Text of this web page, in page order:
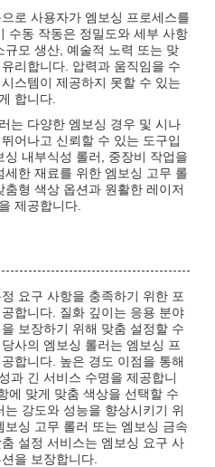
로 사용자가 엠보싱 프로세스를
수동 작동은 정밀도와 세부 사항
모 생산, 예술적 노력 또는 맞
리합니다. 압력과 움직임을 수
스템이 제공하지 못할 수 있는
합니다.
는 다양한 엠보싱 경우 및 시나
어나고 신뢰할 수 있는 도구입
내부식성 롤러, 중장비 작업을
한 재료를 위한 엠보싱 고무 롤
형 색상 옵션과 원활한 레이저
제공합니다.
요구 사항을 충족하기 위한 포
합니다. 질화 깊이는 응용 분야
보장하기 위해 맞춤 설정할 수
사의 엠보싱 롤러는 엠보싱 프
합니다. 높은 경도 이점을 통해
과 긴 서비스 수명을 제공합니
에 맞게 맞춤 색상을 선택할 수
강도와 성능을 향상시키기 위
싱 고무 롤러 또는 엠보싱 금속
설정 서비스는 엠보싱 요구 사
을 보장합니다.